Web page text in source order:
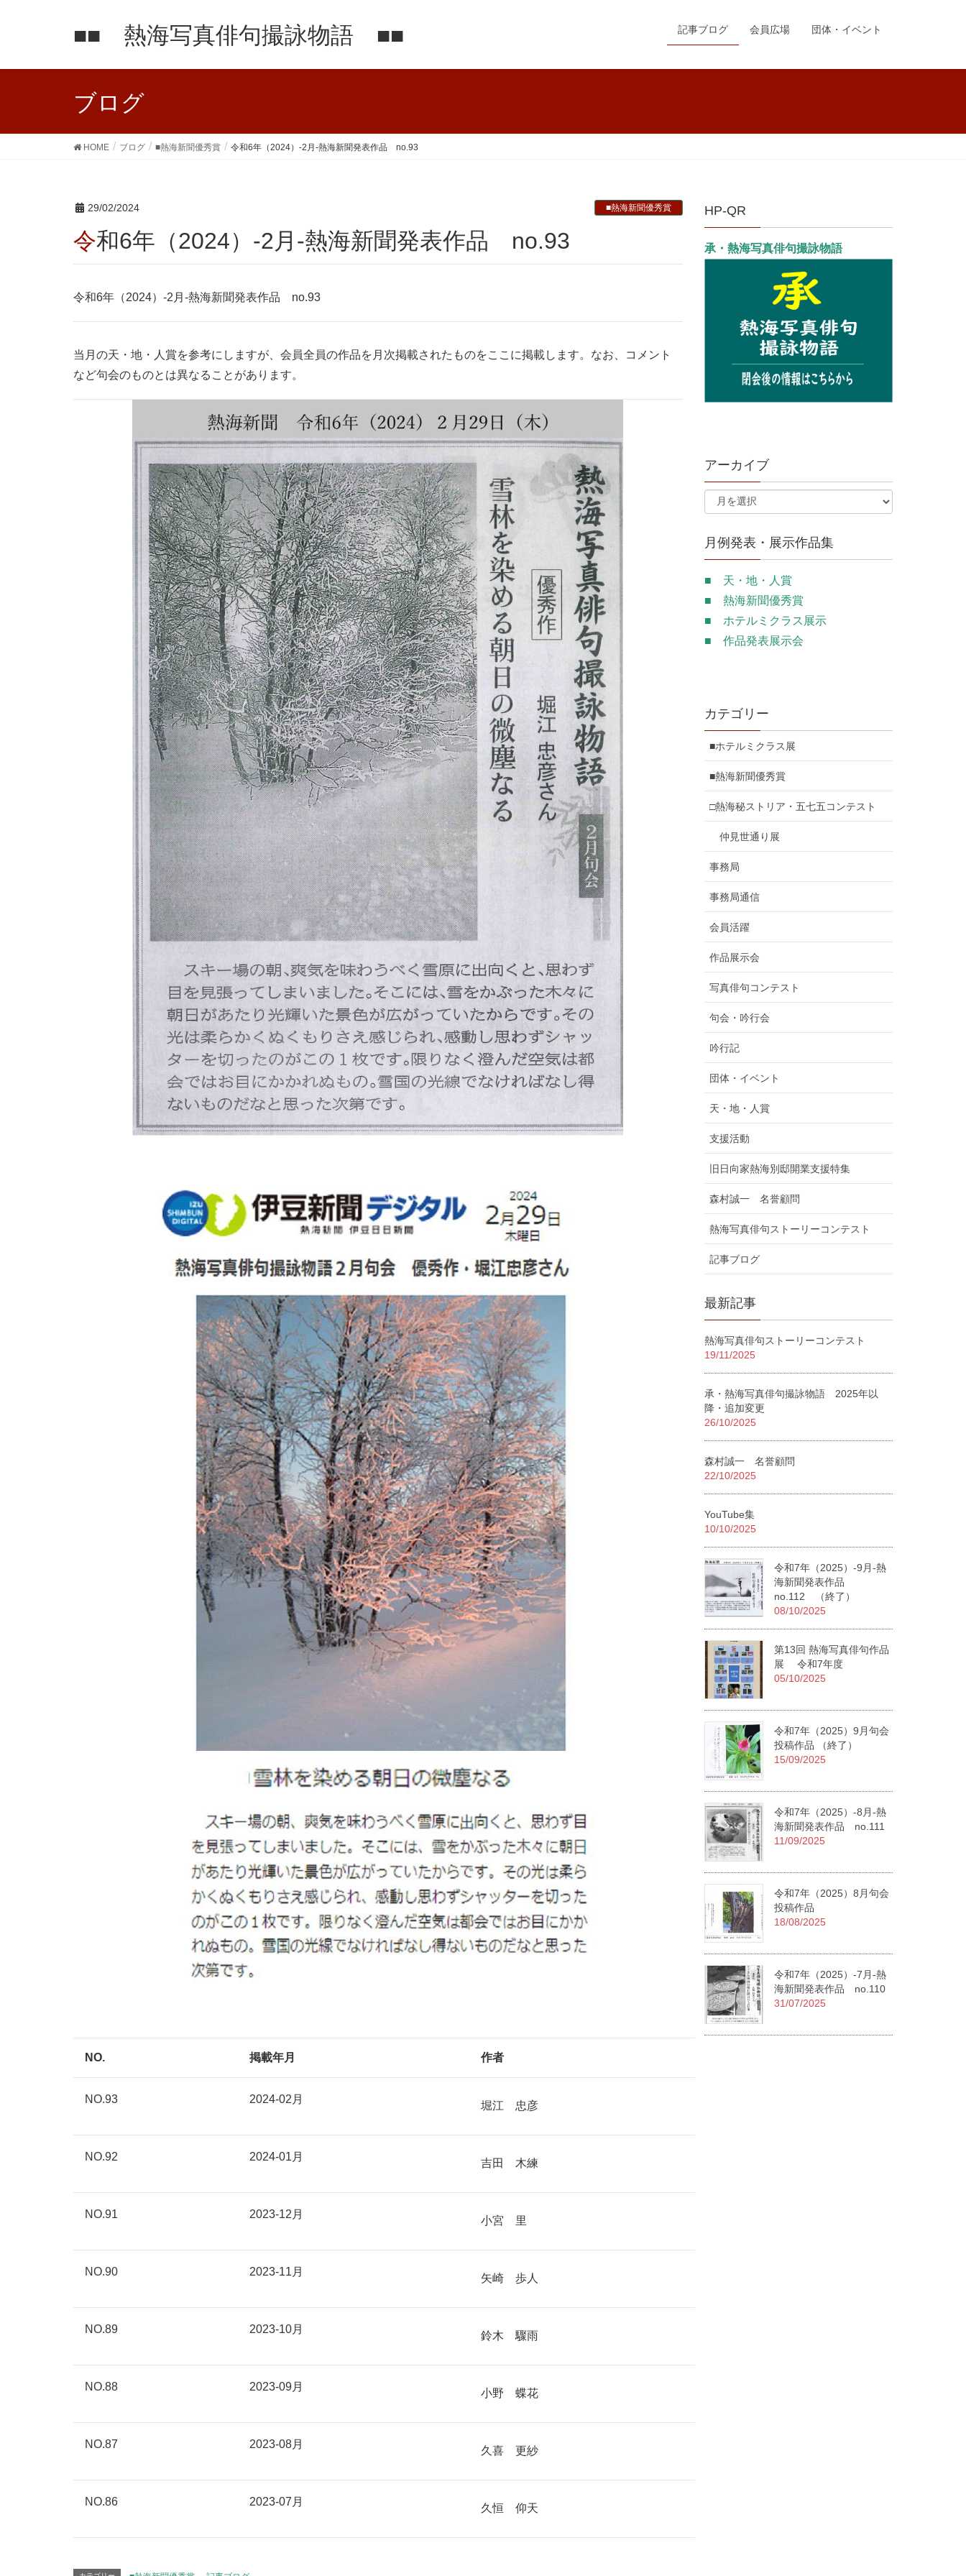
■■ 熱海写真俳句撮詠物語 ■■ 記事ブログ 会員広場 団体・イベント
ブログ
HOME ブログ ■熱海新聞優秀賞 令和6年（2024）-2月-熱海新聞発表作品 no.93
29/02/2024 ■熱海新聞優秀賞
令和6年（2024）-2月-熱海新聞発表作品 no.93
令和6年（2024）-2月-熱海新聞発表作品 no.93
当月の天・ 地・人賞を参考にしますが、会員全員の作品を月次掲載されたものをここに掲載します。 なお、コメント
など句会のものとは異なることがあります。
NO. 掲載年月 作者
NO.93 2024-02月
堀江 忠彦
NO.92 2024-01月
吉田 木練
NO.91 2023-12月
小宮 里
NO.90 2023-11月
矢崎 歩人
NO.89 2023-10月
鈴木 驟雨
NO.88 2023-09月
小野 蝶花
NO.87 2023-08月
久喜 更紗
NO.86 2023-07月
久恒 仰天
HP-QR
承・熱海写真俳句撮詠物語
アーカイブ
月例発表・展示作品集
■ 天・地・人賞
■ 熱海新聞優秀賞
■ ホテルミクラス展示
■ 作品発表展示会
カテゴリー
■ホテルミクラス展
■熱海新聞優秀賞
□熱海秘ストリア・五七五コンテスト
仲見世通り展
事務局
事務局通信
会員活躍
作品展示会
写真俳句コンテスト
句会・吟行会
吟行記
団体・イベント
天・地・人賞
支援活動
旧日向家熱海別邸開業支援特集
森村誠一 名誉顧問
熱海写真俳句ストーリーコンテスト
記事ブログ
最新記事
熱海写真俳句ストーリーコンテスト
19/11/2025
承・熱海写真俳句撮詠物語 2025年以
降・追加変更
26/10/2025
森村誠一 名誉顧問
22/10/2025
YouTube集
10/10/2025
令和7年（2025）-9月-熱
海新聞発表作品
no.112 （終了）
08/10/2025
第13回 熱海写真俳句作品
展 令和7年度
05/10/2025
令和7年（2025）9月句会
投稿作品 （終了）
15/09/2025
令和7年（2025）-8月-熱
海新聞発表作品 no.111
11/09/2025
令和7年（2025）8月句会
投稿作品
18/08/2025
令和7年（2025）-7月-熱
海新聞発表作品 no.110
31/07/2025